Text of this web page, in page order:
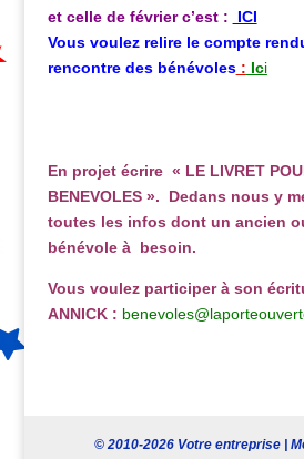
et celle de février c’est :
ICI
Vous voulez relire le compte
rencontre des bénévoles: Ici
En projet écrire « LE LIVRET
BENEVOLES ». Dedans nous y
toutes les infos dont un ancien
bénévole à besoin.
Vous voulez participer à son
ANNICK :
© 2010-2026 Votre entreprise |